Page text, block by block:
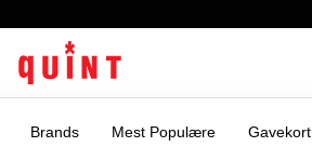
Brands Mest Populære Gavekort